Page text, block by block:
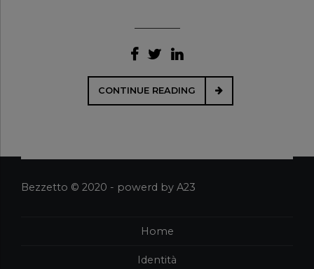
CONTINUE READING
Bezzetto © 2020 - powerd by A23
Home
Identità